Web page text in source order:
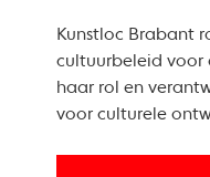
Kunstloc Brabant
cultuurbeleid voor
haar rol en
voor culturele